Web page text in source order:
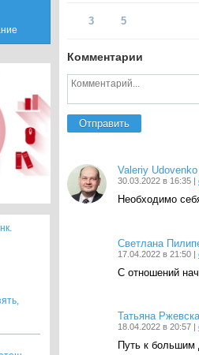
3 5
Комментарии
Отправить
Valeriy Udovenko
30.03.2022 в 16:35 |
Необходимо
Светлана
17.04.2022 в 21:50 |
С отношений
Татьяна
18.04.2022 в 20:57 |
Путь к большим